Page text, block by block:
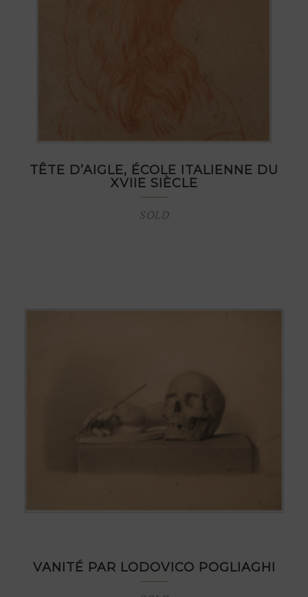
TÊTE D’AIGLE, ÉCOLE ITALIENNE DU
XVIIE SIÈCLE
SOLD
VANITÉ PAR LODOVICO POGLIAGHI